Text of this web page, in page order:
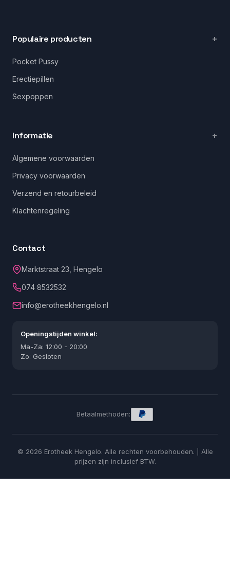
Populaire producten
Pocket Pussy
Erectiepillen
Sexpoppen
Informatie
Algemene voorwaarden
Privacy voorwaarden
Verzend en retourbeleid
Klachtenregeling
Contact
Marktstraat 23, Hengelo
074 8532532
info@erotheekhengelo.nl
Openingstijden winkel:
Ma-Za: 12:00 - 20:00
Zo: Gesloten
Betaalmethoden:
© 2026 Erotheek Hengelo. Alle rechten voorbehouden. | Alle
prijzen zijn inclusief BTW.